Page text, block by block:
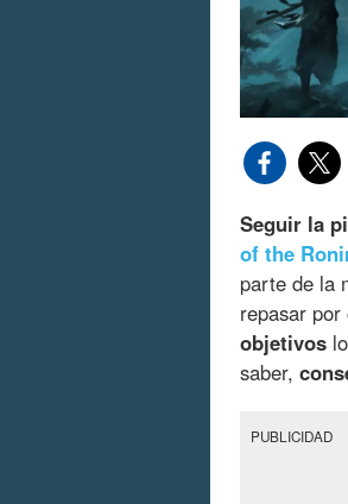
Seguir la
of the
parte de la
repasar
objetivos
saber,
PUBLICIDAD